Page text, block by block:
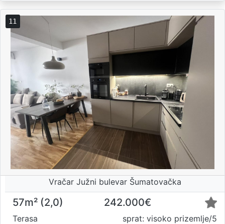
11
Vračar Južni bulevar Šumatovačka
57m² (2,0) 242.000€
Terasa
sprat: visoko prizemlje/5